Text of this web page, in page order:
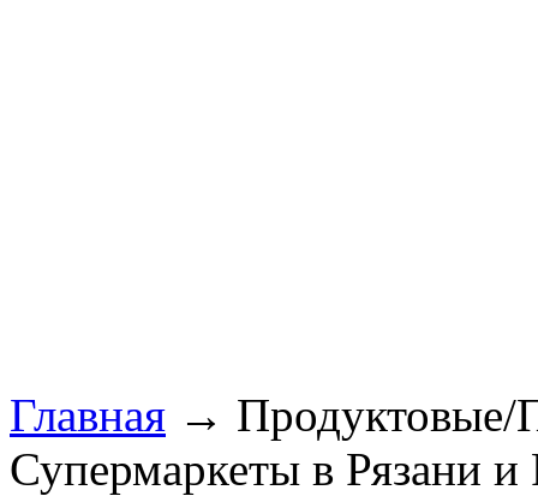
Главная → Продуктовые/
Супермаркеты в Рязани и